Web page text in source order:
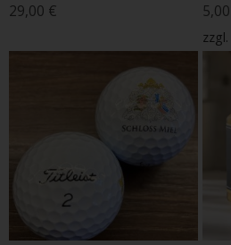
29,00 € 5,00
zzgl.